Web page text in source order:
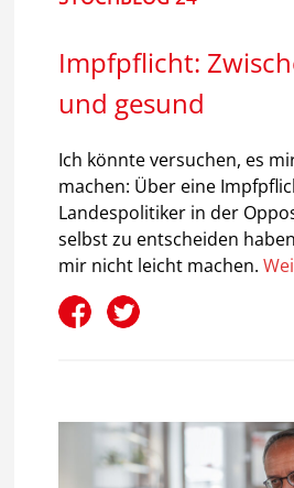
Impfpflicht:
und gesund
Ich könnte versuchen, es
machen: Über eine
Landespolitiker in der
selbst zu entscheiden
mir nicht leicht machen.